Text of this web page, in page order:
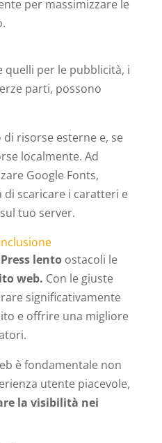
per massimizzare le
quelli per le pubblicità, i
parti, possono
di risorse esterne e, se
localmente. Ad
Google Fonts,
scaricare i caratteri e
tuo server.
lentoostacoli le
web. Con le giuste
significativamente
e offrire una migliore
è fondamentale non
utente piacevole,
la visibilità nei